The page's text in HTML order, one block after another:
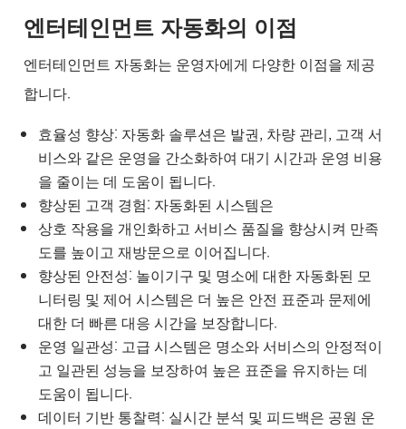
엔터테인먼트 자동화의 이점
엔터테인먼트 자동화는 운영자에게 다양한 이점을 제공
합니다.
효율성 향상: 자동화 솔루션은 발권, 차량 관리, 고객 서
비스와 같은 운영을 간소화하여 대기 시간과 운영 비용
을 줄이는 데 도움이 됩니다.
향상된 고객 경험: 자동화된 시스템은
상호 작용을 개인화하고 서비스 품질을 향상시켜 만족
도를 높이고 재방문으로 이어집니다.
향상된 안전성: 놀이기구 및 명소에 대한 자동화된 모
니터링 및 제어 시스템은 더 높은 안전 표준과 문제에
대한 더 빠른 대응 시간을 보장합니다.
운영 일관성: 고급 시스템은 명소와 서비스의 안정적이
고 일관된 성능을 보장하여 높은 표준을 유지하는 데
도움이 됩니다.
데이터 기반 통찰력: 실시간 분석 및 피드백은 공원 운